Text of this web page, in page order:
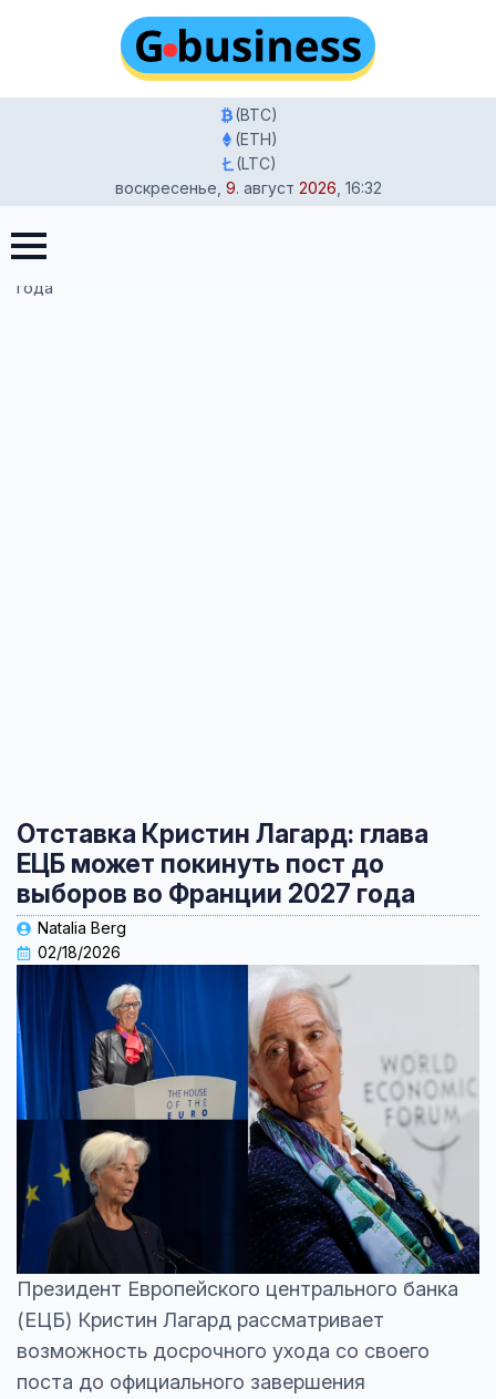
(BTC)
(ETH)
(LTC)
воскресенье 9. август 2026 16:32
Главная
ЕЦБ может покинуть пост до выборов во Франции 2027
года
Отставка Кристин Лагард: глава
ЕЦБ может покинуть пост до
выборов во Франции 2027 года
Natalia Berg
02/18/2026
Президент Европейского центрального банка
(ЕЦБ) Кристин Лагард рассматривает
возможность досрочного ухода со своего
поста до официального завершения